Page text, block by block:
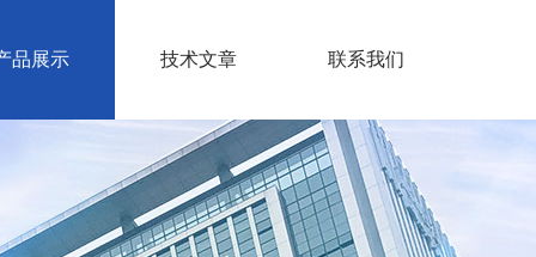
品展示 技术文章 联系我们